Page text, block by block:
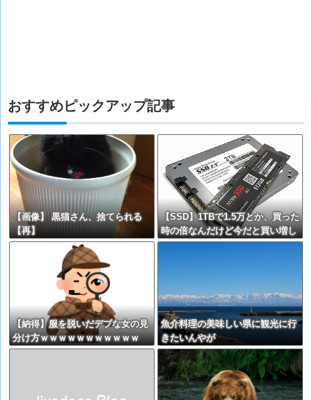
おすすめピックアップ記事
【画像】 黒猫さん、捨てられる
【再】
【SSD】1TBで1.5万とか、買った
時の倍なんだけど今だと買い増し
てしまいそうで怖い
【納得】服を脱いだデブな女の見
分け方ｗｗｗｗｗｗｗｗｗｗｗ
魚介料理の美味しい県に観光に行
きたいんやが